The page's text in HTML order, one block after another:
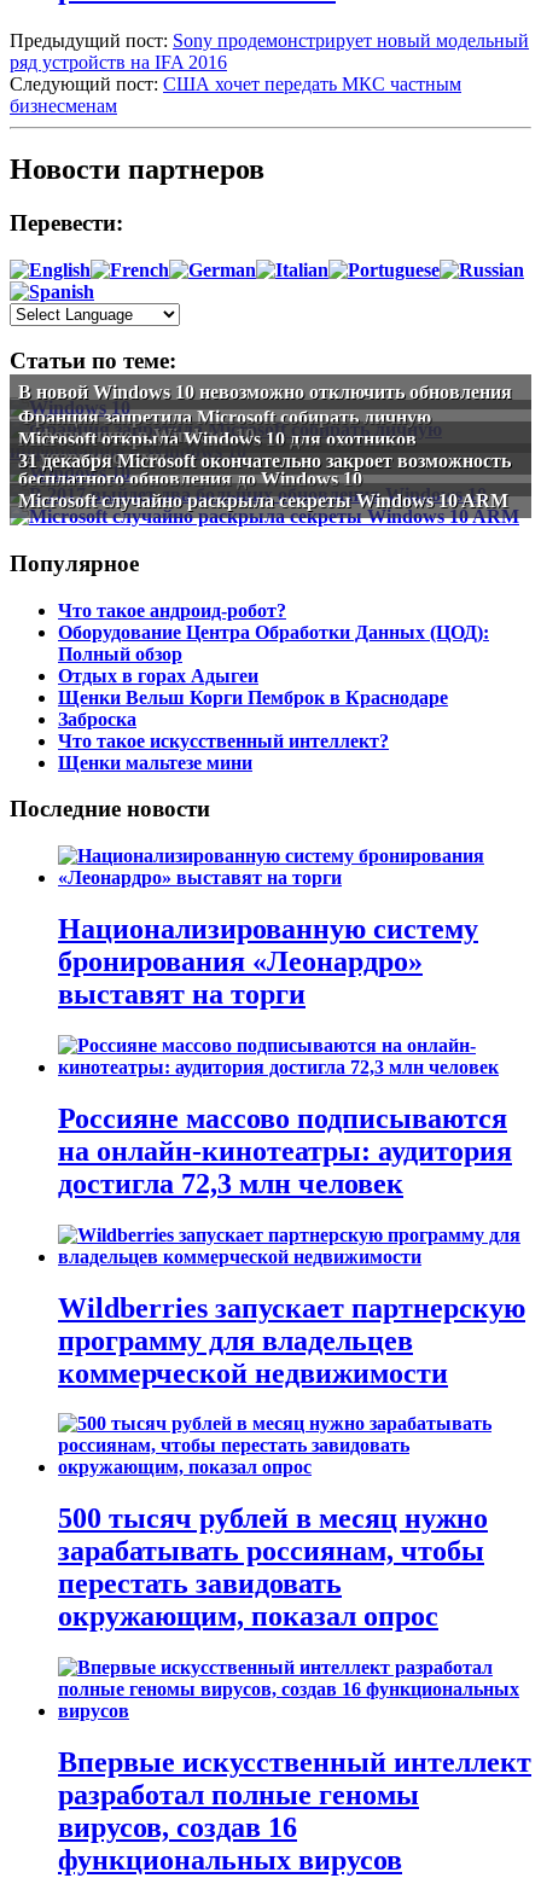
Предыдущий пост: Sony продемонстрирует новый модельный
ряд устройств на IFA 2016
Следующий пост: США хочет передать МКС частным
бизнесменам
Новости партнеров
Перевести:
Статьи по теме:
В новой Windows 10 невозможно отключить обновления
Франция запретила Microsoft собирать личную
информацию в Windows 10
Microsoft открыла Windows 10 для охотников
за уязвимостями
31 декабря Microsoft окончательно закроет возможность
бесплатного обновления до Windows 10
Microsoft случайно раскрыла секреты Windows 10 ARM
Популярное
Что такое андроид-робот?
Оборудование Центра Обработки Данных (ЦОД):
Полный обзор
Отдых в горах Адыгеи
Щенки Вельш Корги Пемброк в Краснодаре
Заброска
Что такое искусственный интеллект?
Щенки мальтезе мини
Последние новости
Национализированную систему
бронирования «Леонардро»
выставят на торги
Россияне массово подписываются
на онлайн-кинотеатры: аудитория
достигла 72,3 млн человек
Wildberries запускает партнерскую
программу для владельцев
коммерческой недвижимости
500 тысяч рублей в месяц нужно
зарабатывать россиянам, чтобы
перестать завидовать
окружающим, показал опрос
Впервые искусственный интеллект
разработал полные геномы
вирусов, создав 16
функциональных вирусов